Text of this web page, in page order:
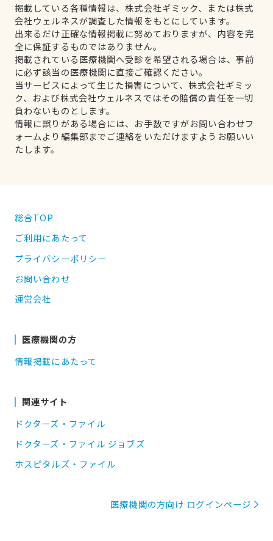
掲載している各種情報は、株式会社ギミック、または株式
会社ウェルネスが調査した情報をもとにしています。
出来るだけ正確な情報掲載に努めておりますが、内容を完
全に保証するものではありません。
掲載されている医療機関へ受診を希望される場合は、事前
に必ず該当の医療機関に直接ご確認ください。
当サービスによって生じた損害について、株式会社ギミッ
ク、および株式会社ウェルネスではその賠償の責任を一切
負わないものとします。
情報に誤りがある場合には、お手数ですがお問い合わせフ
ォームより編集部までご連絡をいただけますようお願いい
たします。
総合TOP
ご利用にあたって
プライバシーポリシー
お問い合わせ
運営会社
医療機関の方
情報掲載にあたって
関連サイト
ドクターズ・ファイル
ドクターズ・ファイル ジョブズ
ホスピタルズ・ファイル
医療機関の方向け ログインページ